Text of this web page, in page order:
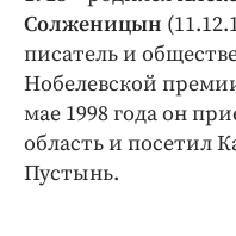
Солженицын
писатель и
Нобелевской
мае 1998 года он
область и посетил
Пустынь.